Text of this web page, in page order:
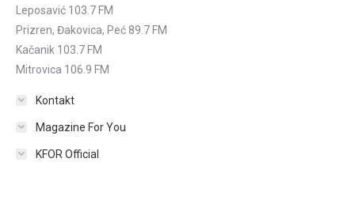
Leposavić 103.7 FM
Prizren, Đakovica, Peć 89.7 FM
Kačanik 103.7 FM
Mitrovica 106.9 FM
Kontakt
Magazine For You
KFOR Official